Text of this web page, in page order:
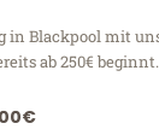
in Blackpool mit
ab 250€ beginnt.